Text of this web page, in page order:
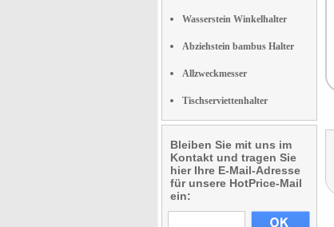
Wasserstein Winkelhalter
Abziehstein bambus Halter
Allzweckmesser
Tischserviettenhalter
Bleiben Sie mit uns im
Kontakt und tragen Sie
hier Ihre E-Mail-Adresse
für unsere HotPrice-Mail
ein: